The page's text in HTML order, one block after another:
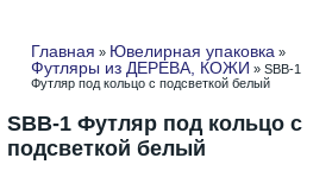
Главная » Ювелирная упаковка »
Футляры из ДЕРЕВА, КОЖИ » SBB-1
Футляр под кольцо с подсветкой белый
SBB-1 Футляр под кольцо с
подсветкой белый